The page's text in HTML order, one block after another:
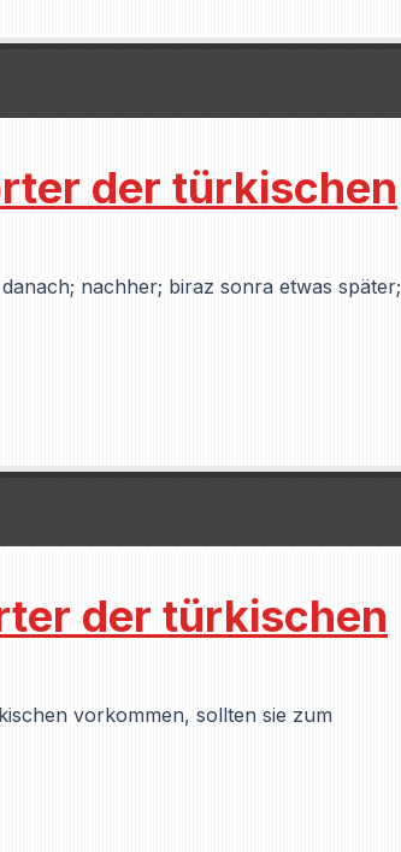
der türkischen
nachher; biraz sonra etwas später;
der türkischen
vorkommen, sollten sie zum